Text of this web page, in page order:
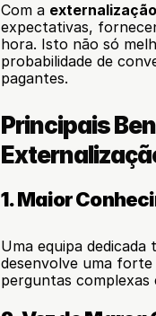
Com a
expectativas,
hora. Isto não só
probabilidade de
pagantes.
Principais
1. Maior
Uma equipa
desenvolve uma
perguntas complexas